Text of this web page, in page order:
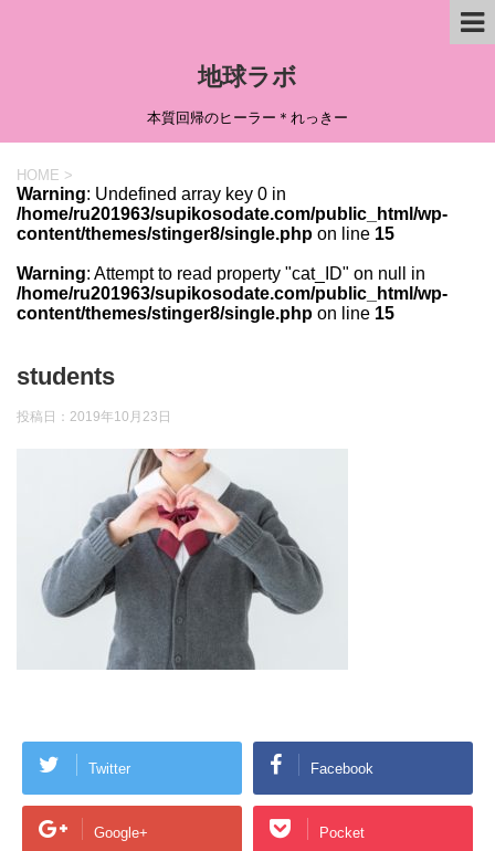
地球ラボ
本質回帰のヒーラー＊れっきー
HOME >
Warning: Undefined array key 0 in
/home/ru201963/supikosodate.com/public_html/wp-
content/themes/stinger8/single.php on line 15
Warning: Attempt to read property "cat_ID" on null in
/home/ru201963/supikosodate.com/public_html/wp-
content/themes/stinger8/single.php on line 15
students
投稿日： 2019年10月23日
Twitter Facebook
Google+ Pocket